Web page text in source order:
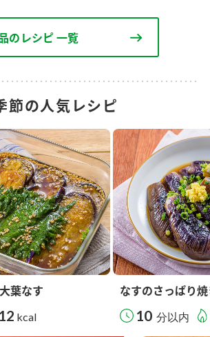
のレシピ 一覧
節の人気レシピ
葉なす
kcal
なすのさっぱり
10 分以内